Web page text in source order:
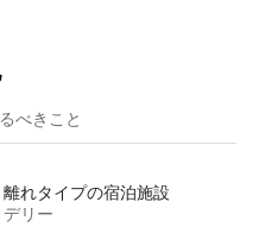
べきこと
離れタイプの宿泊施設
デリー